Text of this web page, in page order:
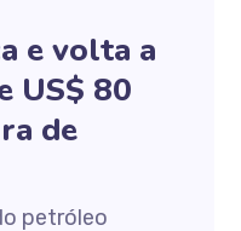
e volta a
US$ 80
de
petróleo